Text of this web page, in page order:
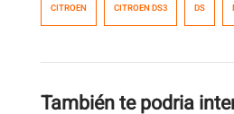
CITROEN CITROEN DS3 DS
También te podria